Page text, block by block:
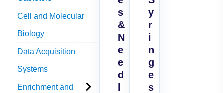
Cell and Molecular
Biology
Data Acquisition
Systems
Enrichment and
s
&
N
e
e
d
y
r
i
n
g
e
s